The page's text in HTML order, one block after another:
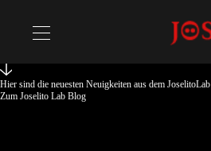
Rezepte
Hier sind die neuesten Neuigkeiten aus dem JoselitoLab
Zum Joselito Lab Blog